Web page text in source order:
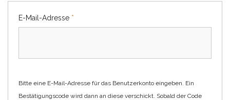
E-Mail-Adresse *
Bitte eine E-Mail-Adresse für das Benutzerkonto eingeben. Ein
Bestätigungscode wird dann an diese verschickt. Sobald der Code